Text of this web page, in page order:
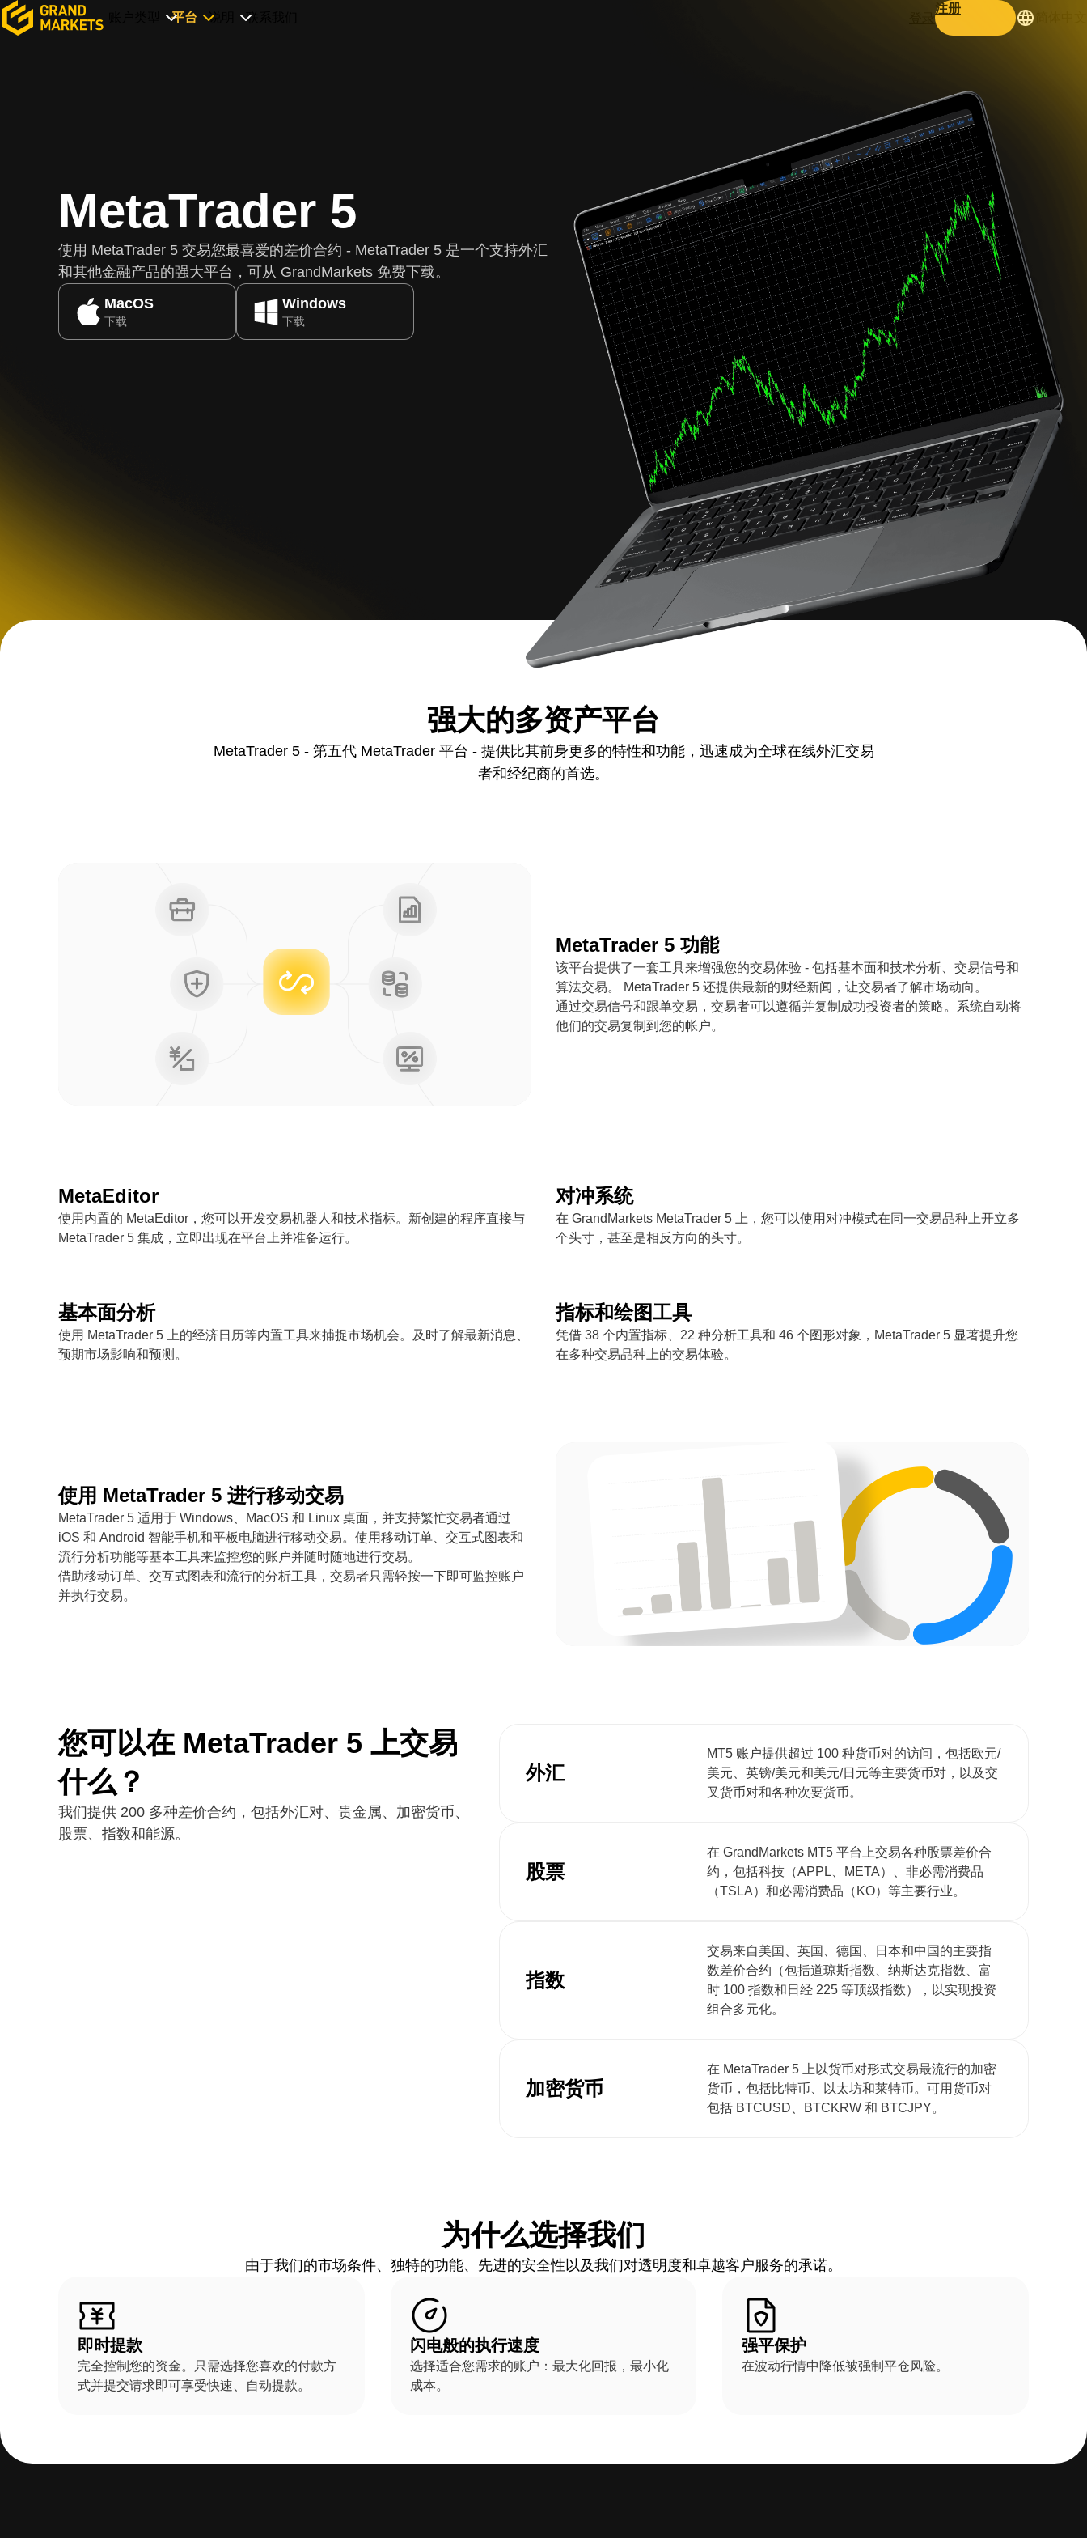
平台 说明 联系我们
注册
MetaTrader 5
使用 MetaTrader 5 交易您最喜爱的差价合约 - MetaTrader 5 是一个支持外汇
和其他金融产品的强大平台，可从 GrandMarkets 免费下载。
MacOS
下载
Windows
下载
强大的多资产平台
MetaTrader 5 - 第五代 MetaTrader 平台 - 提供比其前身更多的特性和功能，迅速成为全球在线外汇交易
者和经纪商的首选。
MetaTrader 5 功能
该平台提供了一套工具来增强您的交易体验 - 包括基本面和技术分析、交易信号和
算法交易。 MetaTrader 5 还提供最新的财经新闻，让交易者了解市场动向。
通过交易信号和跟单交易，交易者可以遵循并复制成功投资者的策略。系统自动将
他们的交易复制到您的帐户。
MetaEditor
使用内置的 MetaEditor，您可以开发交易机器人和技术指标。新创建的程序直接与
MetaTrader 5 集成，立即出现在平台上并准备运行。
对冲系统
在 GrandMarkets MetaTrader 5 上，您可以使用对冲模式在同一交易品种上开立多
个头寸，甚至是相反方向的头寸。
基本面分析
使用 MetaTrader 5 上的经济日历等内置工具来捕捉市场机会。及时了解最新消息、
预期市场影响和预测。
指标和绘图工具
凭借 38 个内置指标、22 种分析工具和 46 个图形对象，MetaTrader 5 显著提升您
在多种交易品种上的交易体验。
使用 MetaTrader 5 进行移动交易
MetaTrader 5 适用于 Windows、MacOS 和 Linux 桌面，并支持繁忙交易者通过
iOS 和 Android 智能手机和平板电脑进行移动交易。使用移动订单、交互式图表和
流行分析功能等基本工具来监控您的账户并随时随地进行交易。
借助移动订单、交互式图表和流行的分析工具，交易者只需轻按一下即可监控账户
并执行交易。
您可以在 MetaTrader 5 上交易
什么？
我们提供 200 多种差价合约，包括外汇对、贵金属、加密货币、
股票、指数和能源。
外汇
MT5 账户提供超过 100 种货币对的访问，包括欧元/
美元、英镑/美元和美元/日元等主要货币对，以及交
叉货币对和各种次要货币。
股票
在 GrandMarkets MT5 平台上交易各种股票差价合
约，包括科技（APPL、META）、非必需消费品
（TSLA）和必需消费品（KO）等主要行业。
指数
交易来自美国、英国、德国、日本和中国的主要指
数差价合约（包括道琼斯指数、纳斯达克指数、富
时 100 指数和日经 225 等顶级指数），以实现投资
组合多元化。
加密货币
在 MetaTrader 5 上以货币对形式交易最流行的加密
货币，包括比特币、以太坊和莱特币。可用货币对
包括 BTCUSD、BTCKRW 和 BTCJPY。
为什么选择我们
由于我们的市场条件、独特的功能、先进的安全性以及我们对透明度和卓越客户服务的承诺。
即时提款
完全控制您的资金。只需选择您喜欢的付款方
式并提交请求即可享受快速、自动提款。
闪电般的执行速度
选择适合您需求的账户：最大化回报，最小化
成本。
强平保护
在波动行情中降低被强制平仓风险。